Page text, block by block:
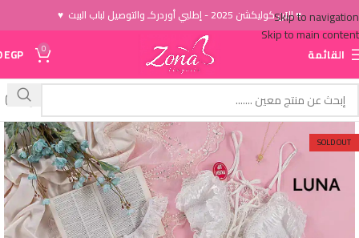
Skip to navigation
Skip to main content
♥ الاَن كوليكشن 2025 - إطلبي أوردركـ والتوصيل لباب البيت ♥
القائمة 0
EGP
SOLD OUT